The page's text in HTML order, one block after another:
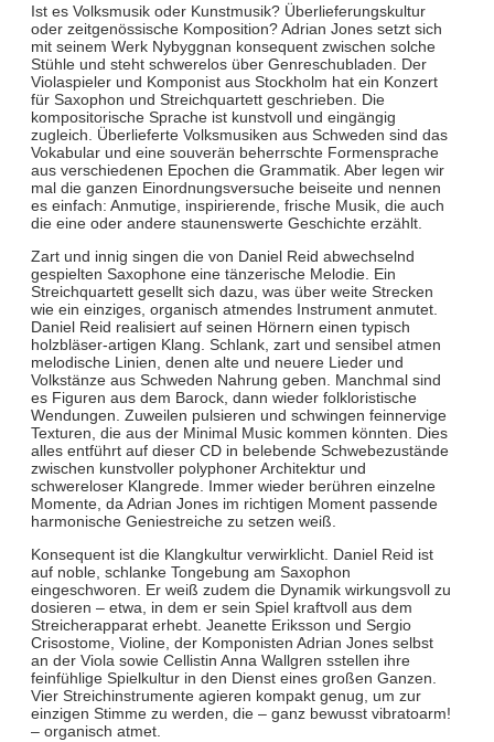
Ist es Volksmusik oder Kunstmusik? Überlieferungskultur
oder zeitgenössische Komposition? Adrian Jones setzt sich
mit seinem Werk Nybyggnan konsequent zwischen solche
Stühle und steht schwerelos über Genreschubladen. Der
Violaspieler und Komponist aus Stockholm hat ein Konzert
für Saxophon und Streichquartett geschrieben. Die
kompositorische Sprache ist kunstvoll und eingängig
zugleich. Überlieferte Volksmusiken aus Schweden sind das
Vokabular und eine souverän beherrschte Formensprache
aus verschiedenen Epochen die Grammatik. Aber legen wir
mal die ganzen Einordnungsversuche beiseite und nennen
es einfach: Anmutige, inspirierende, frische Musik, die auch
die eine oder andere staunenswerte Geschichte erzählt.
Zart und innig singen die von Daniel Reid abwechselnd
gespielten Saxophone eine tänzerische Melodie. Ein
Streichquartett gesellt sich dazu, was über weite Strecken
wie ein einziges, organisch atmendes Instrument anmutet.
Daniel Reid realisiert auf seinen Hörnern einen typisch
holzbläser-artigen Klang. Schlank, zart und sensibel atmen
melodische Linien, denen alte und neuere Lieder und
Volkstänze aus Schweden Nahrung geben. Manchmal sind
es Figuren aus dem Barock, dann wieder folkloristische
Wendungen. Zuweilen pulsieren und schwingen feinnervige
Texturen, die aus der Minimal Music kommen könnten. Dies
alles entführt auf dieser CD in belebende Schwebezustände
zwischen kunstvoller polyphoner Architektur und
schwereloser Klangrede. Immer wieder berühren einzelne
Momente, da Adrian Jones im richtigen Moment passende
harmonische Geniestreiche zu setzen weiß.
Konsequent ist die Klangkultur verwirklicht. Daniel Reid ist
auf noble, schlanke Tongebung am Saxophon
eingeschworen. Er weiß zudem die Dynamik wirkungsvoll zu
dosieren – etwa, in dem er sein Spiel kraftvoll aus dem
Streicherapparat erhebt. Jeanette Eriksson und Sergio
Crisostome, Violine, der Komponisten Adrian Jones selbst
an der Viola sowie Cellistin Anna Wallgren sstellen ihre
feinfühlige Spielkultur in den Dienst eines großen Ganzen.
Vier Streichinstrumente agieren kompakt genug, um zur
einzigen Stimme zu werden, die – ganz bewusst vibratoarm!
– organisch atmet.